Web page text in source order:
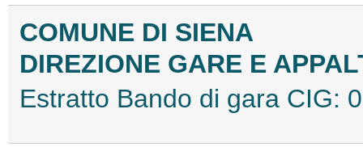
COMUNE DI SIENA
DIREZIONE GARE E
Estratto Bando di gara CIG: